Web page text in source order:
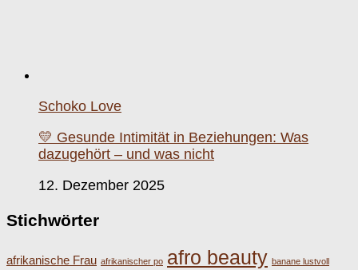
Schoko Love
💛 Gesunde Intimität in Beziehungen: Was
dazugehört – und was nicht
12. Dezember 2025
Stichwörter
afrikanische Frau afrikanischer po afro beauty banane lustvoll